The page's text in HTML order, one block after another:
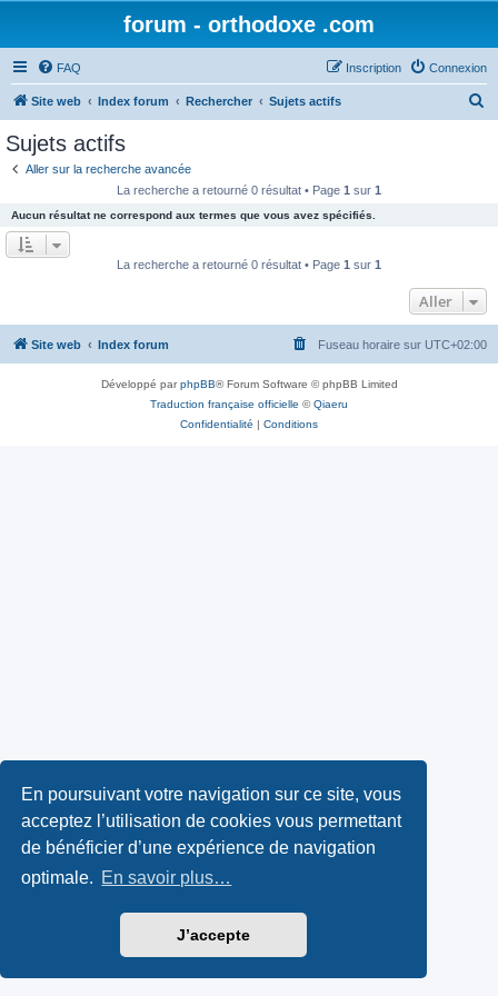
En poursuivant votre navigation sur ce site, vous
acceptez l’utilisation de cookies vous permettant
de bénéficier d’une expérience de navigation
optimale. En savoir plus…
J’accepte
forum - orthodoxe .com
FAQ Connexion
Inscription
Site web Index forum Rechercher Sujets actifs
e
r
Sujets actifs
Aller sur la recherche avancée
La recherche a retourné 0 résultat • Page 1 sur 1
Aucun résultat ne correspond aux termes que vous avez spécifiés.
La recherche a retourné 0 résultat • Page 1 sur 1
Aller
Site web Index forum Fuseau horaire sur UTC+02:00
Développé parphpBB® Forum Software © phpBB Limited
Traduction française officielle ©Qiaeru
Confidentialité | Conditions